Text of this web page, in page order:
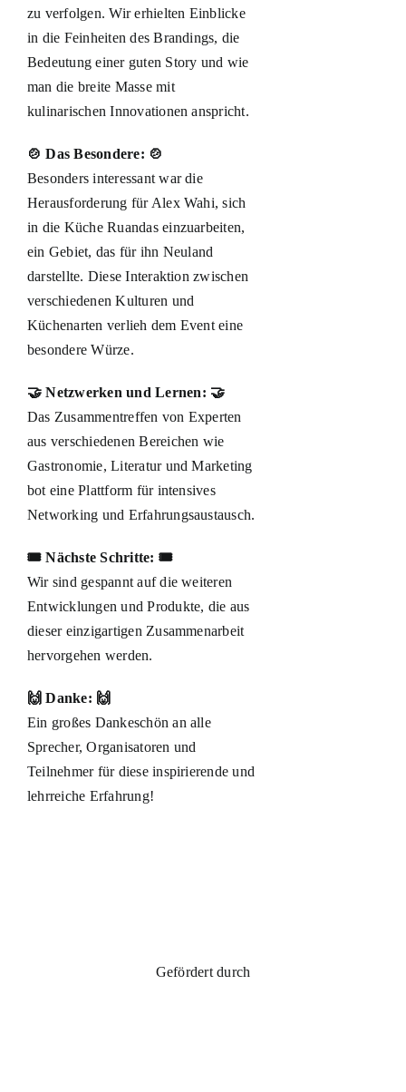
zu verfolgen. Wir erhielten Einblicke
in die Feinheiten des Brandings, die
Bedeutung einer guten Story und wie
man die breite Masse mit
kulinarischen Innovationen anspricht.
🍲 Das Besondere: 🍲
Besonders interessant war die
Herausforderung für Alex Wahi, sich
in die Küche Ruandas einzuarbeiten,
ein Gebiet, das für ihn Neuland
darstellte. Diese Interaktion zwischen
verschiedenen Kulturen und
Küchenarten verlieh dem Event eine
besondere Würze.
🤝 Netzwerken und Lernen: 🤝
Das Zusammentreffen von Experten
aus verschiedenen Bereichen wie
Gastronomie, Literatur und Marketing
bot eine Plattform für intensives
Networking und Erfahrungsaustausch.
🎟️ Nächste Schritte: 🎟️
Wir sind gespannt auf die weiteren
Entwicklungen und Produkte, die aus
dieser einzigartigen Zusammenarbeit
hervorgehen werden.
🙌 Danke: 🙌
Ein großes Dankeschön an alle
Sprecher, Organisatoren und
Teilnehmer für diese inspirierende und
lehrreiche Erfahrung!
Gefördert durch